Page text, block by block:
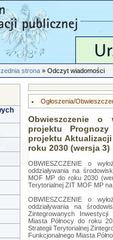
strona» Odczyt wiadomości
Ogłoszenia/
Obwieszczenie o
projektu
projektu
roku 2030 (wersja 3)
OBWIESZCZENIE o
oddziaływania na
MOF MP do roku 2030
Terytorialnej ZIT MOF MP
OBWIESZCZENIE o
oddziaływania na
Zintegrowanych Inwestycji
Miasta Północy do roku
Strategii Terytorialnej
Funkcjonalnego Miasta